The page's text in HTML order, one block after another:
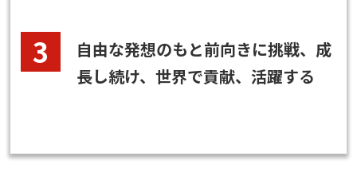
自由な発想のもと前向きに挑戦、成
長し続け、世界で貢献、活躍する